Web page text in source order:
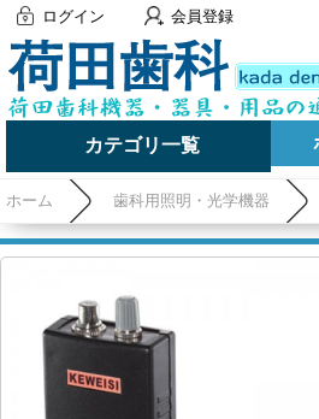
ログイン 会員登録
カテゴリ一覧
ホーム 歯科用照明・光学機器